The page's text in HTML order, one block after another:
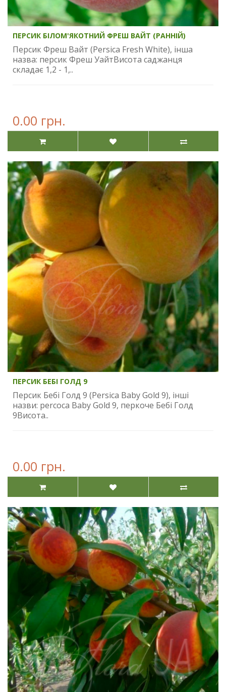
ПЕРСИК БІЛОМ'ЯКОТНИЙ ФРЕШ ВАЙТ (РАННІЙ)
Персик Фреш Вайт (Persica Fresh White), інша
назва: персик Фреш УайтВисота саджанця
складає 1,2 - 1,..
0.00 грн.
ПЕРСИК БЕБІ ГОЛД 9
Персик Бебі Голд 9 (Persica Baby Gold 9), інші
назви: percoca Baby Gold 9, перкоче Бебі Голд
9Висота..
0.00 грн.